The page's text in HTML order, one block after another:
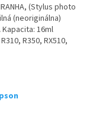
(Stylus photo
(neoriginálna)
16ml
R350, RX510,